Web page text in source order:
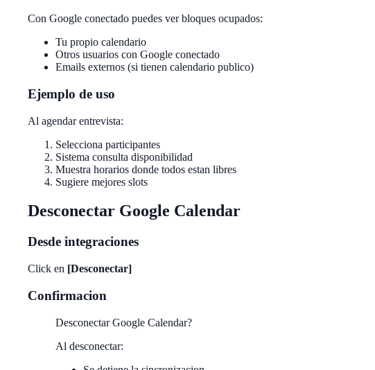
Con Google conectado puedes ver bloques ocupados:
Tu propio calendario
Otros usuarios con Google conectado
Emails externos (si tienen calendario publico)
Ejemplo de uso
Al agendar entrevista:
Selecciona participantes
Sistema consulta disponibilidad
Muestra horarios donde todos estan libres
Sugiere mejores slots
Desconectar Google Calendar
Desde integraciones
Click en [Desconectar]
Confirmacion
Desconectar Google Calendar?
Al desconectar: